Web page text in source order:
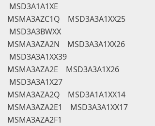
MSD3A1A1XE
MSMA3AZC1Q MSD3A3A1XX25
MSD3A3BWXX
MSMA3AZA2N MSD3A3A1XX26
MSD3A3A1XX39
MSMA3AZA2E MSD3A3A1X26
MSD3A3A1X27
MSMA3AZA2Q MSD3A1A1XX14
MSMA3AZA2E1 MSD3A3A1XX17
MSMA3AZA2F1